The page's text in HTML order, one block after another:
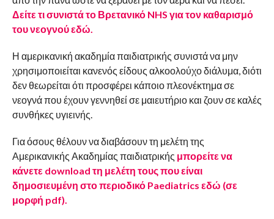
Δείτε τι συνιστά το Βρετανικό NHS για τον καθαρισμό
του νεογνού εδώ.
Η αμερικανική ακαδημία παιδιατρικής συνιστά να μην
χρησιμοποιείται κανενός είδους αλκοολούχο διάλυμα, διότι
δεν θεωρείται ότι προσφέρει κάποιο πλεονέκτημα σε
νεογνά που έχουν γεννηθεί σε μαιευτήριο και ζουν σε καλές
συνθήκες υγιεινής.
Για όσους θέλουν να διαβάσουν τη μελέτη της
Αμερικανικής Ακαδημίας παιδιατρικής μπορείτε να
κάνετε download τη μελέτη τους που είναι
δημοσιευμένη στο περιοδικό Paediatrics εδώ (σε
μορφή pdf).